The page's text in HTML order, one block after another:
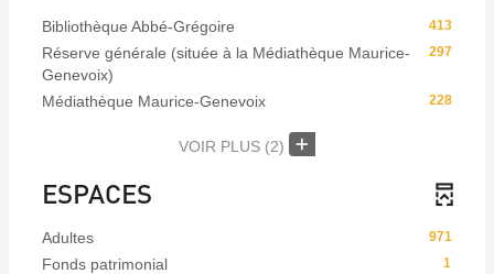
413
Bibliothèque Abbé-Grégoire
297
Réserve générale (située à la Médiathèque Maurice-
Genevoix)
228
Médiathèque Maurice-Genevoix
VOIR PLUS (2)
ESPACES
971
Adultes
1
Fonds patrimonial